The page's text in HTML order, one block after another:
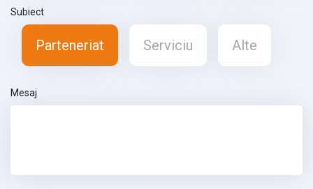
Subiect
Parteneriat Serviciu Alte
Mesaj